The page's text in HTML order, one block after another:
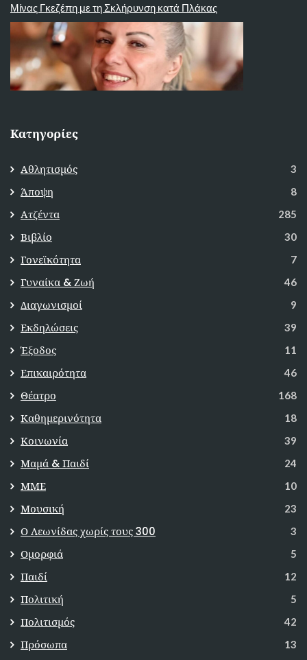
Μίνας Γκεζέπη με τη Σκλήρυνση κατά Πλάκας
Κατηγορίες
Αθλητισμός 3
Άποψη 8
Ατζέντα 285
Βιβλίο 30
Γονεϊκότητα 7
Γυναίκα & Ζωή 46
Διαγωνισμοί 9
Εκδηλώσεις 39
Έξοδος 11
Επικαιρότητα 46
Θέατρο 168
Καθημερινότητα 18
Κοινωνία 39
Μαμά & Παιδί 24
ΜΜΕ 10
Μουσική 23
Ο Λεωνίδας χωρίς τους 300 3
Ομορφιά 5
Παιδί 12
Πολιτική 5
Πολιτισμός 42
Πρόσωπα 13